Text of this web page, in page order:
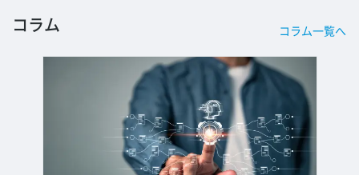
コラム コラム一覧へ